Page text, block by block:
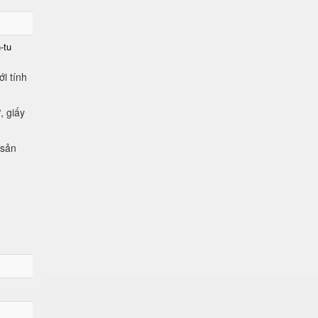
tu
tính
giấy